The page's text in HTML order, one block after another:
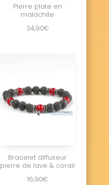
Pierre plate en
malachite
34,90€
Bracelet diffuseur
pierre de lave & corail
16,90€